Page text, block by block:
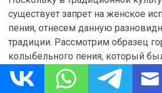
существует запрет на женское
пения, отнесем данную
традиции. Рассмотрим образец
колыбельного пения, который
Ынаалай из Эрзина. Он
мультимедиадиске